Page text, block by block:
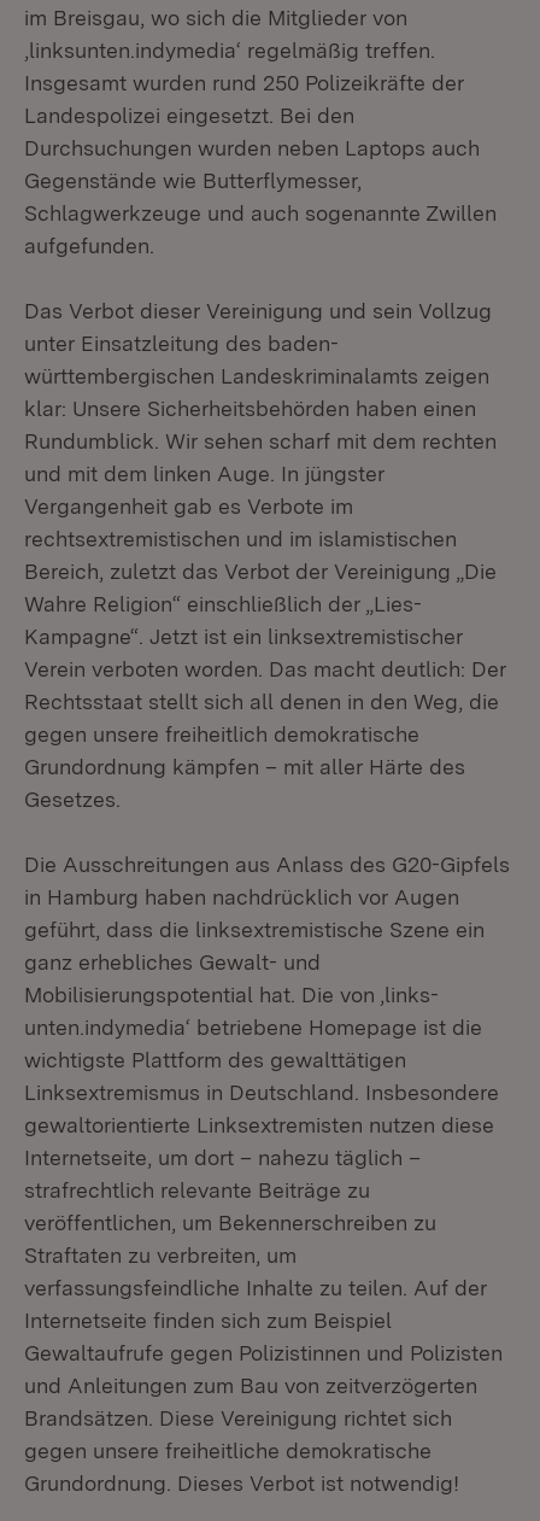
im Breisgau, wo sich die Mitglieder von
‚linksunten.indymedia‘ regelmäßig treffen.
Insgesamt wurden rund 250 Polizeikräfte der
Landespolizei eingesetzt. Bei den
Durchsuchungen wurden neben Laptops auch
Gegenstände wie Butterflymesser,
Schlagwerkzeuge und auch sogenannte Zwillen
aufgefunden.
Das Verbot dieser Vereinigung und sein Vollzug
unter Einsatzleitung des baden-
württembergischen Landeskriminalamts zeigen
klar: Unsere Sicherheitsbehörden haben einen
Rundumblick. Wir sehen scharf mit dem rechten
und mit dem linken Auge. In jüngster
Vergangenheit gab es Verbote im
rechtsextremistischen und im islamistischen
Bereich, zuletzt das Verbot der Vereinigung „Die
Wahre Religion“ einschließlich der „Lies-
Kampagne“. Jetzt ist ein linksextremistischer
Verein verboten worden. Das macht deutlich: Der
Rechtsstaat stellt sich all denen in den Weg, die
gegen unsere freiheitlich demokratische
Grundordnung kämpfen – mit aller Härte des
Gesetzes.
Die Ausschreitungen aus Anlass des G20-Gipfels
in Hamburg haben nachdrücklich vor Augen
geführt, dass die linksextremistische Szene ein
ganz erhebliches Gewalt- und
Mobilisierungspotential hat. Die von ‚links-
unten.indymedia‘ betriebene Homepage ist die
wichtigste Plattform des gewalttätigen
Linksextremismus in Deutschland. Insbesondere
gewaltorientierte Linksextremisten nutzen diese
Internetseite, um dort – nahezu täglich –
strafrechtlich relevante Beiträge zu
veröffentlichen, um Bekennerschreiben zu
Straftaten zu verbreiten, um
verfassungsfeindliche Inhalte zu teilen. Auf der
Internetseite finden sich zum Beispiel
Gewaltaufrufe gegen Polizistinnen und Polizisten
und Anleitungen zum Bau von zeitverzögerten
Brandsätzen. Diese Vereinigung richtet sich
gegen unsere freiheitliche demokratische
Grundordnung. Dieses Verbot ist notwendig!